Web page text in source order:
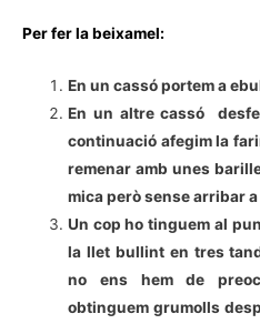
Per fer la beixamel:
En un cassó portem a
En un altre cassó
continuació afegim la
remenar amb unes
mica però sense arribar
Un cop ho tinguem al
la llet bullint en tres
no ens hem de
obtinguem grumolls